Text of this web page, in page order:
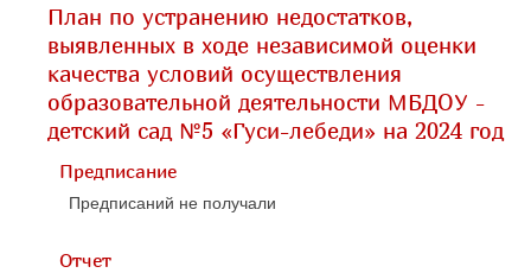
План по устранению недостатков,
выявленных в ходе независимой оценки
качества условий осуществления
образовательной деятельности МБДОУ -
детский сад №5 «Гуси-лебеди» на 2024 год
Предписание
Предписаний не получали
Отчет